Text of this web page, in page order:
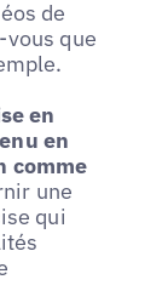
de
que
en
en
comme
une
qui